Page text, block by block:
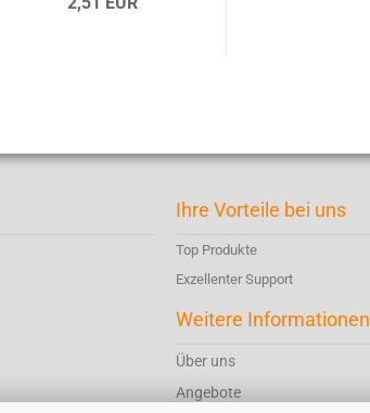
Ihre Vorteile bei uns
Top Produkte
Exzellenter Support
Weitere Informationen
Über uns
Angebote